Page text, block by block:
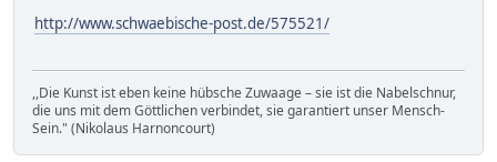
http://www.schwaebische-post.de/575521/
,,Die Kunst ist eben keine hübsche Zuwaage – sie ist die Nabelschnur,
die uns mit dem Göttlichen verbindet, sie garantiert unser Mensch-
Sein." (Nikolaus Harnoncourt)